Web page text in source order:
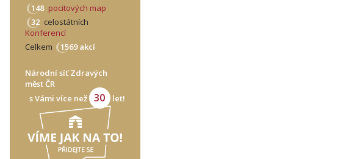
148 pocitových map
32 celostátních
Konferencí
Celkem
1569 akcí
Národní síť Zdravých
měst ČR
s Vámi více než
30 let!